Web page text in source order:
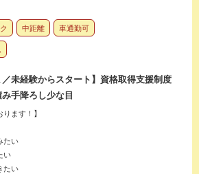
中距離
車通勤可
／未経験からスタート】資格取得支援制度
手降ろし少な目
ます！】
たい
い
たい